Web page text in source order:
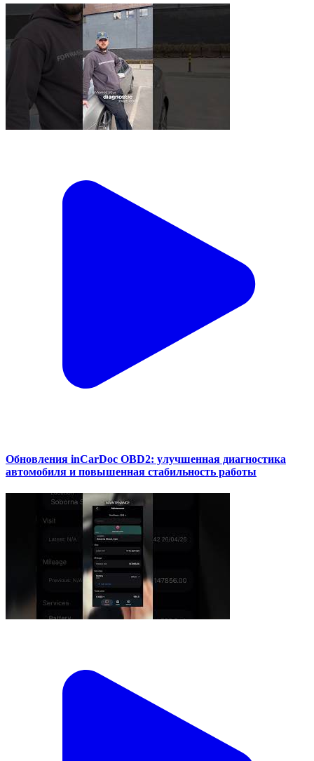
Обновления inCarDoc OBD2: улучшенная диагностика
автомобиля и повышенная стабильность работы